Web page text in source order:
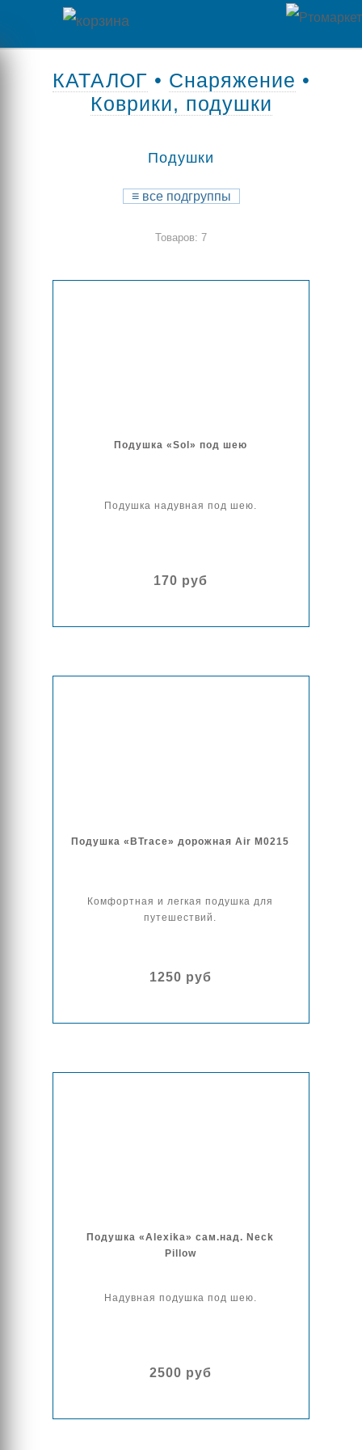
ГлавнаяКАТАЛОГ • Снаряжение •
Коврики, подушки
Подушки
≡все подгруппы
Товаров: 7
Подушка «Sol» под шею
Подушка надувная под шею.
170 руб
Подушка «BTrace» дорожная Air M0215
Комфортная и легкая подушка для
путешествий.
1250 руб
Подушка «Alexika» сам.над. Neck
Pillow
Надувная подушка под шею.
2500 руб